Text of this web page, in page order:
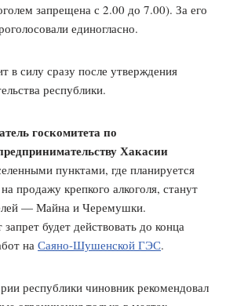
запрещена с 2.00 до 7.00). За его
единогласно.
в силу сразу после утверждения
республики.
госкомитета по
Хакасии
пунктами, где планируется
продажу крепкого алкоголя, станут
— Майна и Черемушки.
будет действовать до конца
на Саяно-Шушенской ГЭС.
республики чиновник рекомендовал